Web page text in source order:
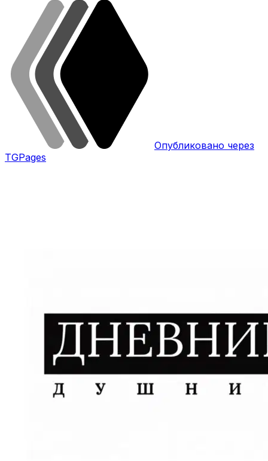
Опубликовано через
TGPages